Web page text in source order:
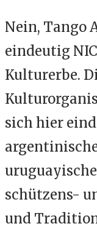
Nein, Tango
eindeutig
Kulturerbe.
sich hier
schützens-
und